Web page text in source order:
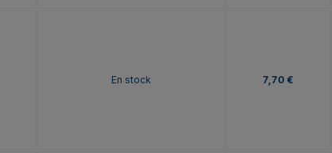
En stock 7,70 €